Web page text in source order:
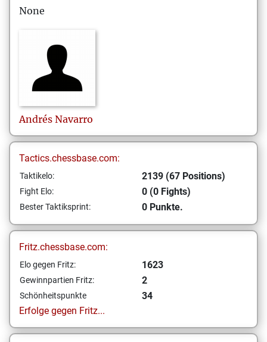
None
Andrés Navarro
Tactics.chessbase.com:
Taktikelo: 2139 (67 Positions)
Fight Elo: 0 (0 Fights)
Bester Taktiksprint: 0 Punkte.
Fritz.chessbase.com:
Elo gegen Fritz: 1623
Gewinnpartien Fritz: 2
Schönheitspunkte
34
Erfolge gegen Fritz...